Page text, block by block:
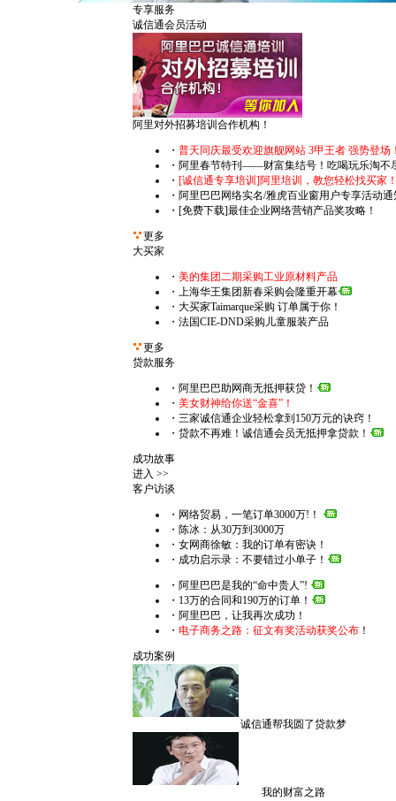
专享服务
诚信通会员活动
阿里对外招募培训合作机构！
・ 普天同庆最受欢迎旗舰网站 3甲王者 强势登场
・阿里春节特刊――财富集结号！吃喝玩乐淘不
・ [诚信通专享培训]阿里培训，教您轻松找买家
・阿里巴巴网络实名/雅虎百业窗用户专享活动通
・[免费下载]最佳企业网络营销产品奖攻略！
更多
大买家
・ 美的集团二期采购工业原材料产品
・上海华王集团新春采购会隆重开幕
・大买家Taimarque采购 订单属于你！
・法国CIE-DND采购儿童服装产品
更多
贷款服务
・阿里巴巴助网商无抵押获贷！
・ 美女财神给你送“金喜”！
・三家诚信通企业轻松拿到150万元的诀窍！
・贷款不再难！诚信通会员无抵押拿贷款！
成功故事
进入 >>
客户访谈
・网络贸易，一笔订单3000万!！
・陈冰：从30万到3000万
・女网商徐敏：我的订单有密诀！
・成功启示录：不要错过小单子！
・阿里巴巴是我的“命中贵人”!
・13万的合同和190万的订单！
・阿里巴巴，让我再次成功！
・ 电子商务之路：征文有奖活动获奖公布 ！
成功案例
诚信通帮我圆了贷款梦
我的财富之路